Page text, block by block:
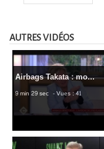
AUTRES VIDÉOS
Airbags Takata : mo...
9 min 29 sec - Vues : 41